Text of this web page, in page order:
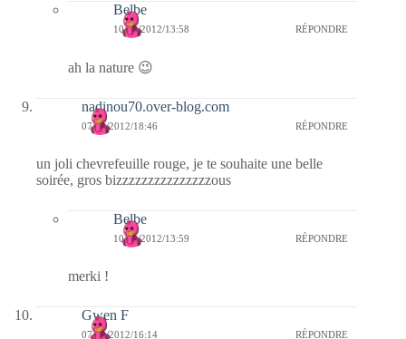
Belbe
10/09/2012/13:58 RÉPONDRE
ah la nature 😉
nadinou70.over-blog.com
07/09/2012/18:46 RÉPONDRE
un joli chevrefeuille rouge, je te souhaite une belle
soirée, gros bizzzzzzzzzzzzzzzous
Belbe
10/09/2012/13:59 RÉPONDRE
merki !
Gwen F
07/09/2012/16:14 RÉPONDRE